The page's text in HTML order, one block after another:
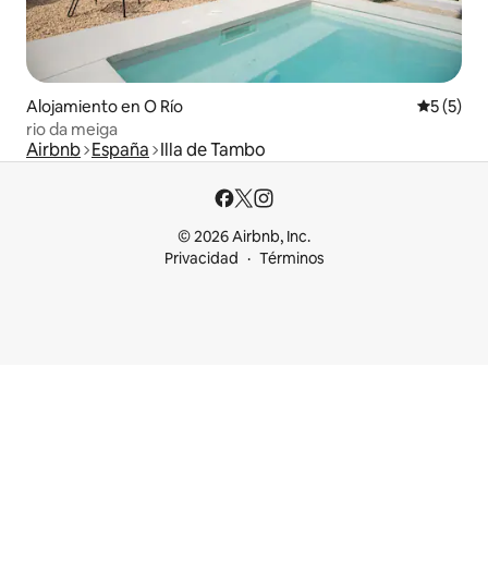
Alojamiento en O Río
5 (5)
rio da meiga
Airbnb España Illa de Tambo
© 2026 Airbnb, Inc.
Privacidad
Términos